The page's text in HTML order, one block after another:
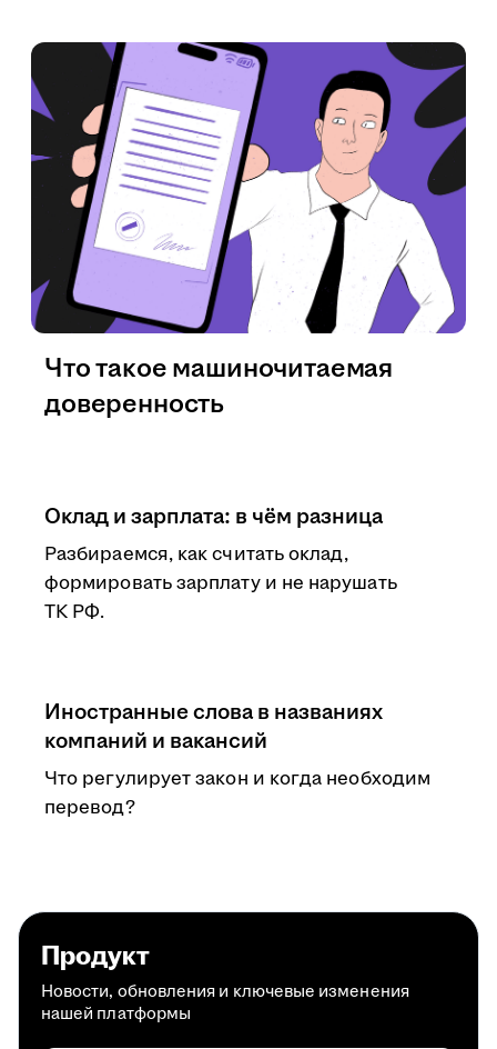
Оклад и зарплата: в чём разница
Разбираемся, как считать оклад,
формировать зарплату и не нарушать
ТК РФ.
Иностранные слова в названиях
компаний и вакансий
Что регулирует закон и когда необходим
перевод?
Что такое машиночитаемая
доверенность
Продукт
Новости, обновления и ключевые изменения
нашей платформы